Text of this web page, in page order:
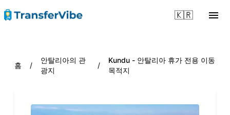
🇰🇷
홈 /
안탈리아의 관
광지
/
Kundu - 안탈리아 휴가 전용 이동
목적지